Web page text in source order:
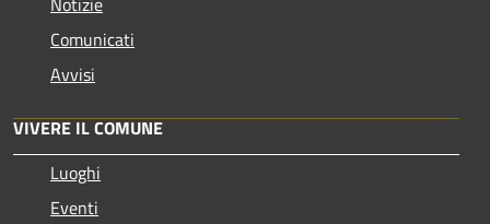
Comunicati
Avvisi
VIVERE IL COMUNE
Luoghi
Eventi